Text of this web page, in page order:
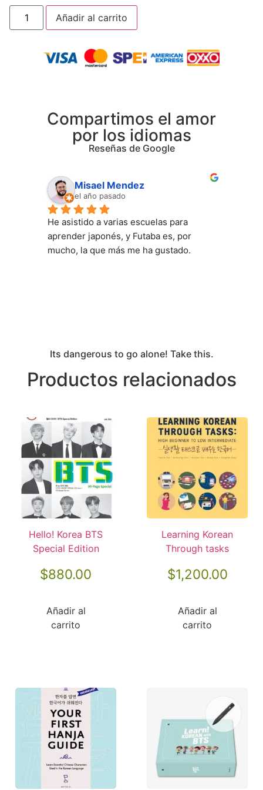
Añadir al carrito
Compartimos el amor
por los idiomas
Reseñas de Google
Misael Mendez
el año pasado
He asistido a varias escuelas para
aprender japonés, y Futaba es, por
mucho, la que más me ha gustado.
Its dangerous to go alone! Take this.
Productos relacionados
Hello! Korea BTS
Special Edition
$880.00
Añadir al
carrito
Learning Korean
Through tasks
$1,200.00
Añadir al
carrito